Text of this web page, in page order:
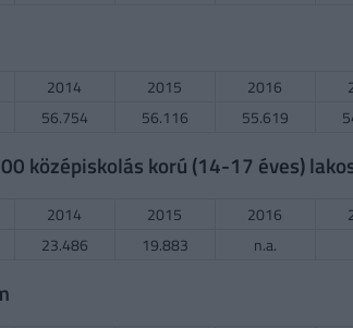
2014 2015 2016
56.754 56.116 55.619
középiskolás korú (14-17 éves)
2014 2015 2016
23.486 19.883 n.a.